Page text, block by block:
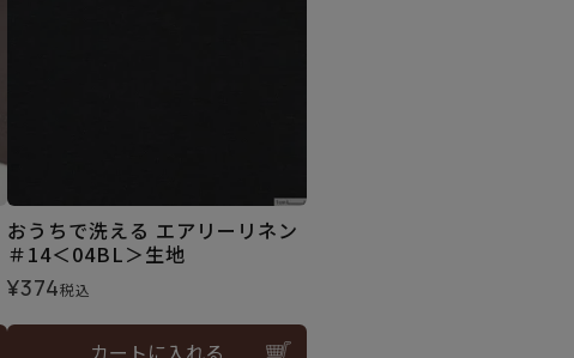
おうちで洗える エアリーリネン
＃14＜04BL＞生地
¥374税込
カートに入れる